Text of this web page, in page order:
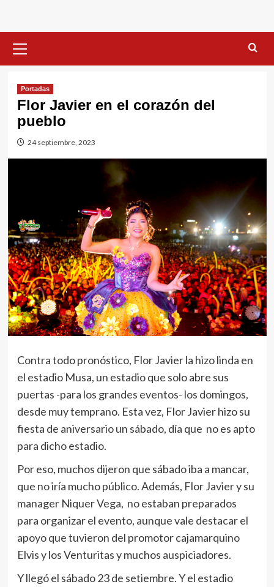
primario
Portadas
Flor Javier en el corazón del
pueblo
24 septiembre, 2023
Contra todo pronóstico, Flor Javier la hizo linda en
el estadio Musa, un estadio que solo abre sus
puertas -para los grandes eventos- los domingos,
desde muy temprano. Esta vez, Flor Javier hizo su
fiesta de aniversario un sábado, día que no es apto
para dicho estadio.
Por eso, muchos dijeron que sábado iba a mancar,
que no iría mucho público. Además, Flor Javier y su
manager Niquer Vega, no estaban preparados
para organizar el evento, aunque vale destacar el
apoyo que tuvieron del promotor cajamarquino
Elvis y los Venturitas y muchos auspiciadores.
Y llegó el sábado 23 de setiembre. Y el estadio